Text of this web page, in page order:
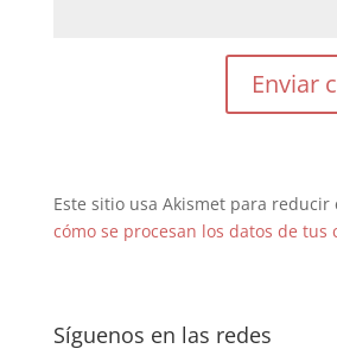
Este sitio usa Akismet para reducir
cómo se procesan los datos de tus
Síguenos en las redes